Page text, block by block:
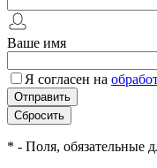
Ваше имя
Я согласен на
* - Поля, обязательные